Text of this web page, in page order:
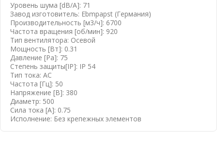
Уровень шума [dB/A]: 71
Завод изготовитель: Ebmpapst (Германия)
Производительность [м3/ч]: 6700
Частота вращения [об/мин]: 920
Тип вентилятора: Осевой
Мощность [Вт]: 0.31
Давление [Ра]: 75
Степень защиты[IP]: IP 54
Тип тока: AC
Частота [Гц]: 50
Напряжение [B]: 380
Диаметр: 500
Сила тока [А]: 0.75
Исполнение: Без крепежных элементов